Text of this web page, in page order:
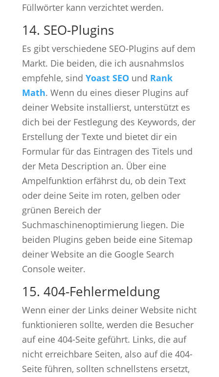
Füllwörter kann verzichtet werden.
14. SEO-Plugins
Es gibt verschiedene SEO-Plugins auf dem
Markt. Die beiden, die ich ausnahmslos
empfehle, sind Yoast SEOund Rank
Math. Wenn du eines dieser Plugins auf
deiner Website installierst, unterstützt es
dich bei der Festlegung des Keywords, der
Erstellung der Texte und bietet dir ein
Formular für das Eintragen des Titels und
der Meta Description an. Über eine
Ampelfunktion erfährst du, ob dein Text
oder deine Seite im roten, gelben oder
grünen Bereich der
Suchmaschinenoptimierung liegen. Die
beiden Plugins geben beide eine Sitemap
deiner Website an die Google Search
Console weiter.
15. 404-Fehlermeldung
Wenn einer der Links deiner Website nicht
funktionieren sollte, werden die Besucher
auf eine 404-Seite geführt. Links, die auf
nicht erreichbare Seiten, also auf die 404-
Seite führen, sollten schnellstens ersetzt,